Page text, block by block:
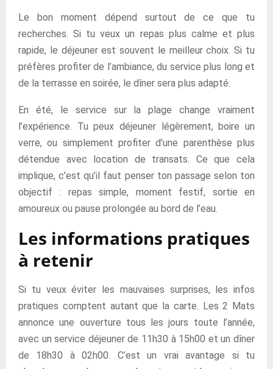
Le bon moment dépend surtout de ce que tu
recherches. Si tu veux un repas plus calme et plus
rapide, le déjeuner est souvent le meilleur choix. Si tu
préfères profiter de l’ambiance, du service plus long et
de la terrasse en soirée, le dîner sera plus adapté.
En été, le service sur la plage change vraiment
l’expérience. Tu peux déjeuner légèrement, boire un
verre, ou simplement profiter d’une parenthèse plus
détendue avec location de transats. Ce que cela
implique, c’est qu’il faut penser ton passage selon ton
objectif : repas simple, moment festif, sortie en
amoureux ou pause prolongée au bord de l’eau.
Les informations pratiques
à retenir
Si tu veux éviter les mauvaises surprises, les infos
pratiques comptent autant que la carte. Les 2 Mats
annonce une ouverture tous les jours toute l’année,
avec un service déjeuner de 11h30 à 15h00 et un dîner
de 18h30 à 02h00. C’est un vrai avantage si tu